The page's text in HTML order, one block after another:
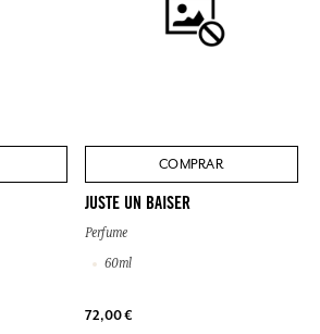
COMPRAR
JUSTE UN BAISER
Perfume
60ml
72,00 €